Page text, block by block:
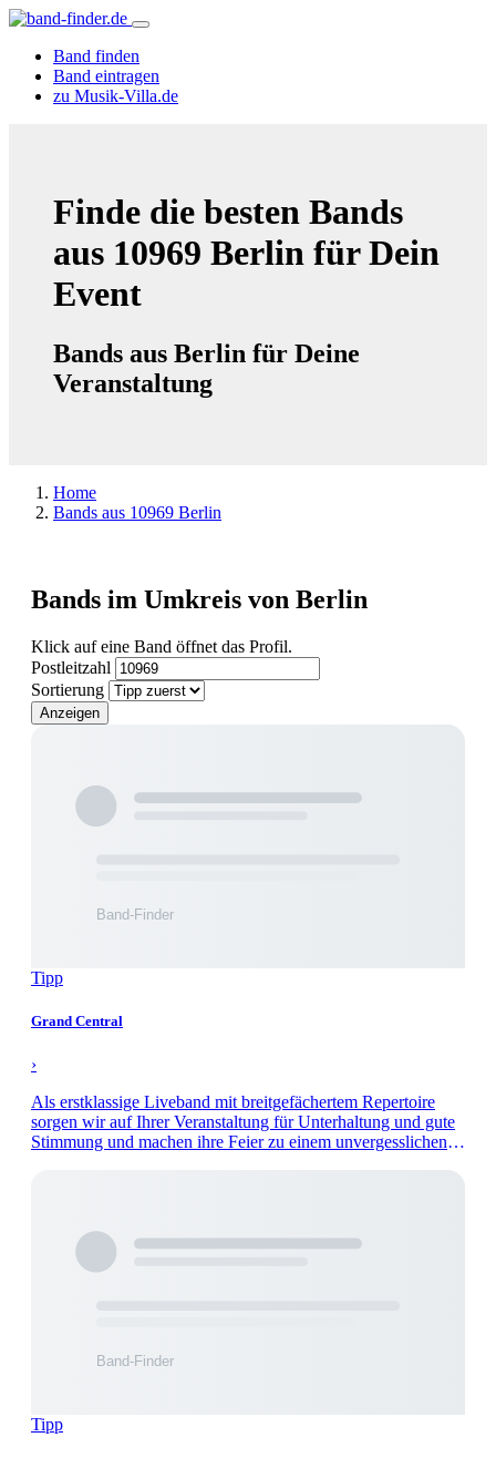
Band finden
Band eintragen
zu Musik-Villa.de
Finde die besten Bands
aus 10969 Berlin für Dein
Event
Bands aus Berlin für Deine
Veranstaltung
Home
Bands aus 10969 Berlin
Bands im Umkreis von Berlin
Klick auf eine Band öffnet das Profil.
Postleitzahl
Sortierung
Anzeigen
Tipp
Grand Central
›
Als erstklassige Liveband mit breitgefächertem Repertoire
sorgen wir auf Ihrer Veranstaltung für Unterhaltung und gute
Stimmung und machen ihre Feier zu einem unvergesslichen
Tipp